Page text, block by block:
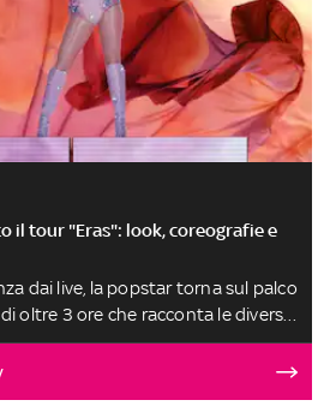
il tour "Eras": look, coreografie e
dai live, la popstar torna sul palco
oltre 3 ore che racconta le diverse
Il tour ha preso il via il 17 marzo da
per l'occasione, ha cambiato il suo